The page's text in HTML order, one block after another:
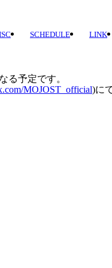
SCHEDULE LINK
る予定です。
MOJOST_official)に